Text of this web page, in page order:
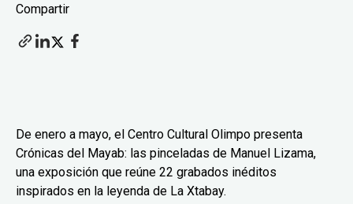
Compartir
De enero a mayo, el Centro Cultural Olimpo presenta
Crónicas del Mayab: las pinceladas de Manuel Lizama,
una exposición que reúne 22 grabados inéditos
inspirados en la leyenda de La Xtabay.